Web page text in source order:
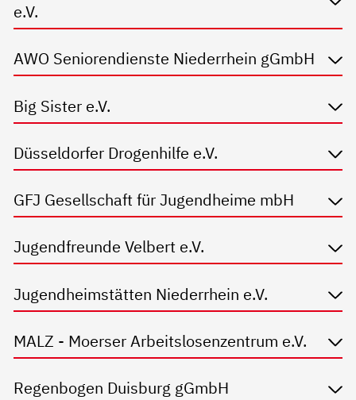
e.V.
AWO Seniorendienste Niederrhein gGmbH
Big Sister e.V.
Düsseldorfer Drogenhilfe e.V.
GFJ Gesellschaft für Jugendheime mbH
Jugendfreunde Velbert e.V.
Jugendheimstätten Niederrhein e.V.
MALZ - Moerser Arbeitslosenzentrum e.V.
Regenbogen Duisburg gGmbH